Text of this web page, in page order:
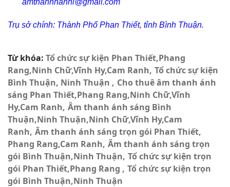
Trụ sở chính: Thành Phố Phan Thiết, tỉnh Bình Thuận.
Từ khóa: Tổ chức sự kiện Phan Thiết,Phang
Rang,Ninh Chữ,Vĩnh Hy,Cam Ranh Tổ chức sự kiện
Bình Thuận, Ninh Thuận
Cho thuê âm thanh ánh
sáng Phan Thiết,Phang Rang,Ninh Chữ,Vĩnh
Hy,Cam Ranh Âm thanh ánh sáng Bình
Thuận,Ninh Thuận,Ninh Chữ,Vĩnh Hy,Cam
Ranh Âm thanh ánh sáng trọn gói Phan Thiết,
Phang Rang,Cam Ranh Âm thanh ánh sáng trọn
gói Bình Thuận,Ninh Thuận Tổ chức sự kiện trọn
gói Phan Thiết,Phang Rang
Tổ chức sự kiện trọn
gói Bình Thuận,Ninh Thuận